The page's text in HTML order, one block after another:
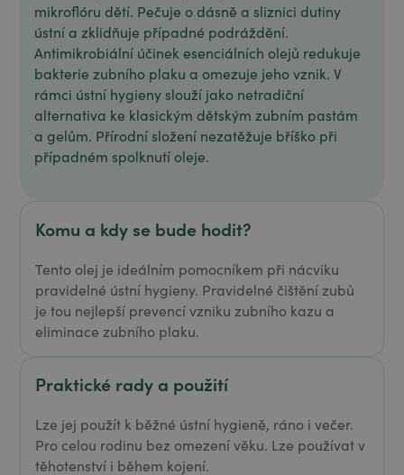
mikroflóru dětí. Pečuje o dásně a sliznici dutiny
ústní a zklidňuje případné podráždění.
Antimikrobiální účinek esenciálních olejů redukuje
bakterie zubního plaku a omezuje jeho vznik. V
rámci ústní hygieny slouží jako netradiční
alternativa ke klasickým dětským zubním pastám
a gelům. Přírodní složení nezatěžuje bříško při
případném spolknutí oleje.
Komu a kdy se bude hodit?
Tento olej je ideálním pomocníkem při nácviku
pravidelné ústní hygieny. Pravidelné čištění zubů
je tou nejlepší prevencí vzniku zubního kazu a
eliminace zubního plaku.
Praktické rady a použití
Lze jej použít k běžné ústní hygieně, ráno i večer.
Pro celou rodinu bez omezení věku. Lze používat v
těhotenství i během kojení.